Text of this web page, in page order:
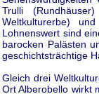
Trulli
Weltkulturerbe)
Lohnenswert sind
barocken Palästen
geschichtsträchtige
Gleich drei
Ort Alberobello wirkt